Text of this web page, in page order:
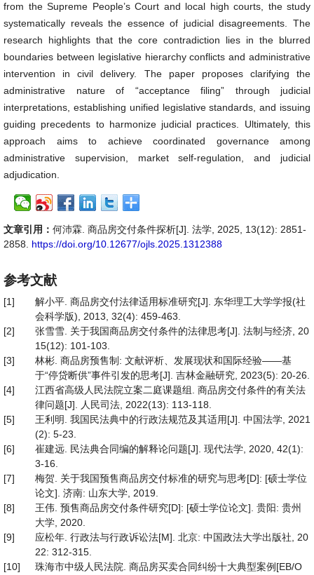
from the Supreme People’s Court and local high courts, the study
systematically reveals the essence of judicial disagreements. The
research highlights that the core contradiction lies in the blurred
boundaries between legislative hierarchy conflicts and administrative
intervention in civil delivery. The paper proposes clarifying the
administrative nature of “acceptance filing” through judicial
interpretations, establishing unified legislative standards, and issuing
guiding precedents to harmonize judicial practices. Ultimately, this
approach aims to achieve coordinated governance among
administrative supervision, market self-regulation, and judicial
adjudication.
文章引用： 何沛霖. 商品房交付条件探析[J]. 法学, 2025, 13(12): 2851-
2858. https://doi.org/10.12677/ojls.2025.1312388
参考文献
[1]
解小平. 商品房交付法律适用标准研究[J]. 东华理工大学学报(社
会科学版), 2013, 32(4): 459-463.
[2]
张雪雪. 关于我国商品房交付条件的法律思考[J]. 法制与经济, 20
15(12): 101-103.
[3]
林彬. 商品房预售制: 文献评析、发展现状和国际经验——基
于“停贷断供”事件引发的思考[J]. 吉林金融研究, 2023(5): 20-26.
[4]
江西省高级人民法院立案二庭课题组. 商品房交付条件的有关法
律问题[J]. 人民司法, 2022(13): 113-118.
[5]
王利明. 我国民法典中的行政法规范及其适用[J]. 中国法学, 2021
(2): 5-23.
[6]
崔建远. 民法典合同编的解释论问题[J]. 现代法学, 2020, 42(1):
3-16.
[7]
梅贺. 关于我国预售商品房交付标准的研究与思考[D]: [硕士学位
论文]. 济南: 山东大学, 2019.
[8]
王伟. 预售商品房交付条件研究[D]: [硕士学位论文]. 贵阳: 贵州
大学, 2020.
[9]
应松年. 行政法与行政诉讼法[M]. 北京: 中国政法大学出版社, 20
22: 312-315.
[10]
珠海市中级人民法院. 商品房买卖合同纠纷十大典型案例[EB/O